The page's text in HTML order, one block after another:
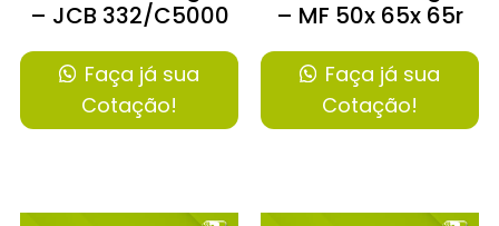
– JCB 332/C5000
Faça já sua
Cotação!
– MF 50x 65x 65r
Faça já sua
Cotação!